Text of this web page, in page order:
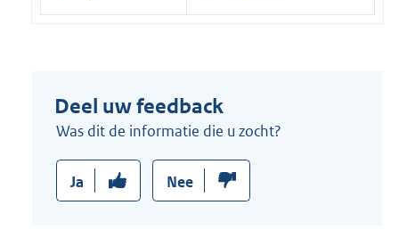
Deel uw feedback
Was dit de informatie die u zocht?
Ja Nee